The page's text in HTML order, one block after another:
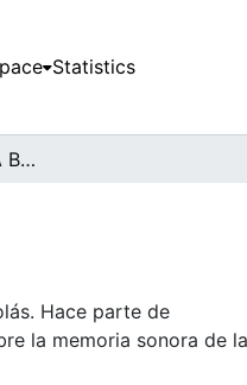
Statistics
Carrera 5 & Calle 20A Barrio San Nicolás
Hace parte de
la memoria sonora de la